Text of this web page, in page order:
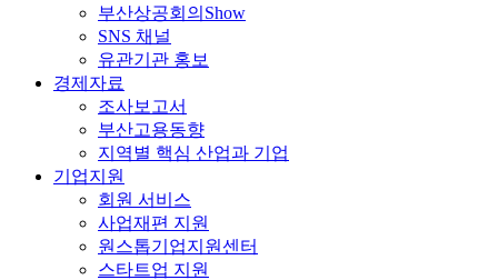
부산상공회의Show
SNS 채널
유관기관 홍보
경제자료
조사보고서
부산고용동향
지역별 핵심 산업과 기업
기업지원
회원 서비스
사업재편 지원
원스톱기업지원센터
스타트업 지원